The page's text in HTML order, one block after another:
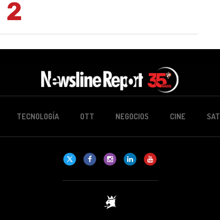
2
TECNOLOGÍA OTT NEGOCIOS CINE